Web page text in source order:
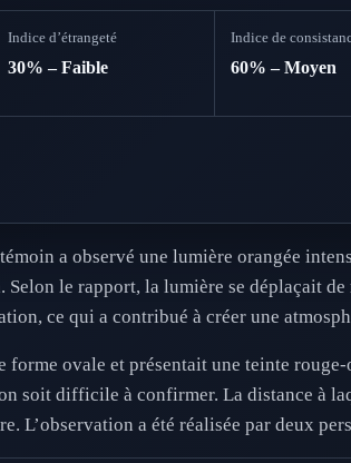
Indice d’étrangeté
30% – Faible
Indice de
60% – Moyen
a observé une lumière orangée
Selon le rapport, la lumière se déplaçait
ce qui a contribué à créer une
forme ovale et présentait une teinte
soit difficile à confirmer. La distance à
L’observation a été réalisée par deux